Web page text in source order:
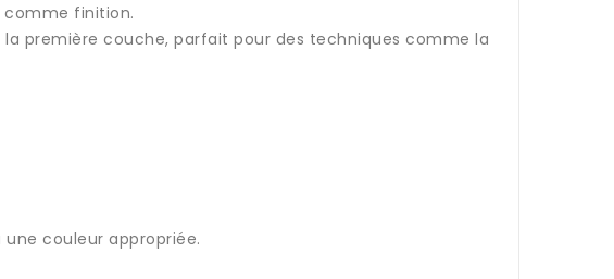
comme finition.
première couche, parfait pour des techniques comme la
couleur appropriée.